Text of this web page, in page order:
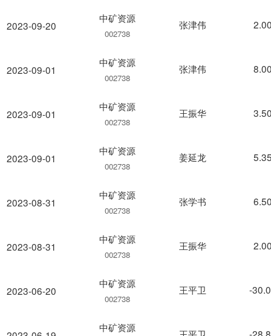
2023-09-20
2023-09-01
2023-09-01
2023-09-01
2023-08-31
2023-08-31
2023-06-20
中矿资源
002738
张津伟
中矿资源
002738
张津伟
中矿资源
002738
王振华
中矿资源
002738
姜延龙
中矿资源
002738
张学书
中矿资源
002738
王振华
中矿资源
002738
王平卫 -
中矿资源